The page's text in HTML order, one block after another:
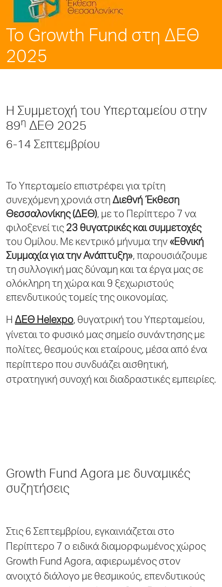
To Growth Fund στη ΔΕΘ
2025
Η Συμμετοχή του Υπερταμείου στην
89η ΔΕΘ 2025
6-14 Σεπτεμβρίου
Το Υπερταμείο επιστρέφει για τρίτη
συνεχόμενη χρονιά στη Διεθνή Έκθεση
Θεσσαλονίκης (ΔΕΘ), με το Περίπτερο 7 να
φιλοξενεί τις 23 θυγατρικές και συμμετοχές
του Ομίλου. Με κεντρικό μήνυμα την «Εθνική
Συμμαχία για την Ανάπτυξη», παρουσιάζουμε
τη συλλογική μας δύναμη και τα έργα μας σε
ολόκληρη τη χώρα και 9 ξεχωριστούς
επενδυτικούς τομείς της οικονομίας.
Η ΔΕΘ Helexpo, θυγατρική του Υπερταμείου,
γίνεται το φυσικό μας σημείο συνάντησης με
πολίτες, θεσμούς και εταίρους, μέσα από ένα
περίπτερο που συνδυάζει αισθητική,
στρατηγική συνοχή και διαδραστικές εμπειρίες.
Growth Fund Agora με δυναμικές
συζητήσεις
Στις 6 Σεπτεμβρίου, εγκαινιάζεται στο
Περίπτερο 7 ο ειδικά διαμορφωμένος χώρος
Growth Fund Agora, αφιερωμένος στον
ανοιχτό διάλογο με θεσμικούς, επενδυτικούς